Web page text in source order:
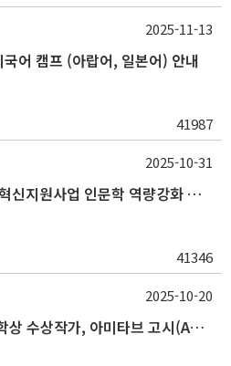
어 캠프 (아랍어, 일본어) 안내
41987
2025-11-13
(~11/6) 2025학년도 대학혁신지원사업 인문학 역량강화 동계 인턴십 참가자 선발 안내
41346
2025-10-31
(10/27) 제14회 박경리문학상 수상작가, 아미타브 고시(Amitav Ghosh) 강연 안내
2025-10-20